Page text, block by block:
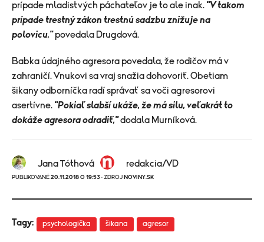
prípade mladistvých páchateľov je to ale inak. "V takom
prípade trestný zákon trestnú sadzbu znižuje na
polovicu,"povedala Drugdová.
Babka údajného agresora povedala, že rodičov má v
zahraničí. Vnukovi sa vraj snažia dohovoriť. Obetiam
šikany odborníčka radí správať sa voči agresorovi
asertívne. "Pokiaľ slabší ukáže, že má silu, veľakrát to
dokáže agresora odradiť,"dodala Murníková.
Jana Tóthová redakcia/VD
PUBLIKOVANÉ 20.11.2018 O 19:53 · ZDROJ NOVINY.SK
Tagy: psychologička šikana agresor